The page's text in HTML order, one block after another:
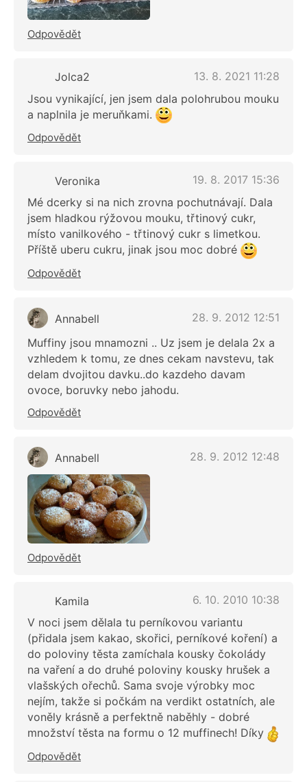
Odpovědět
Jolca2
13. 8. 2021 11:28
Jsou vynikající, jen jsem dala polohrubou mouku
a naplnila je meruňkami.
Odpovědět
Veronika
19. 8. 2017 15:36
Mé dcerky si na nich zrovna pochutnávají. Dala
jsem hladkou rýžovou mouku, třtinový cukr,
místo vanilkového - třtinový cukr s limetkou.
Příště uberu cukru, jinak jsou moc dobré
Odpovědět
Annabell
28. 9. 2012 12:51
Muffiny jsou mnamozni .. Uz jsem je delala 2x a
vzhledem k tomu, ze dnes cekam navstevu, tak
delam dvojitou davku..do kazdeho davam
ovoce, boruvky nebo jahodu.
Odpovědět
Annabell 28. 9. 2012 12:48
Odpovědět
Kamila
6. 10. 2010 10:38
V noci jsem dělala tu perníkovou variantu
(přidala jsem kakao, skořici, perníkové koření) a
do poloviny těsta zamíchala kousky čokolády
na vaření a do druhé poloviny kousky hrušek a
vlašských ořechů. Sama svoje výrobky moc
nejím, takže si počkám na verdikt ostatních, ale
voněly krásně a perfektně naběhly - dobré
množství těsta na formu o 12 muffinech! Díky
Odpovědět